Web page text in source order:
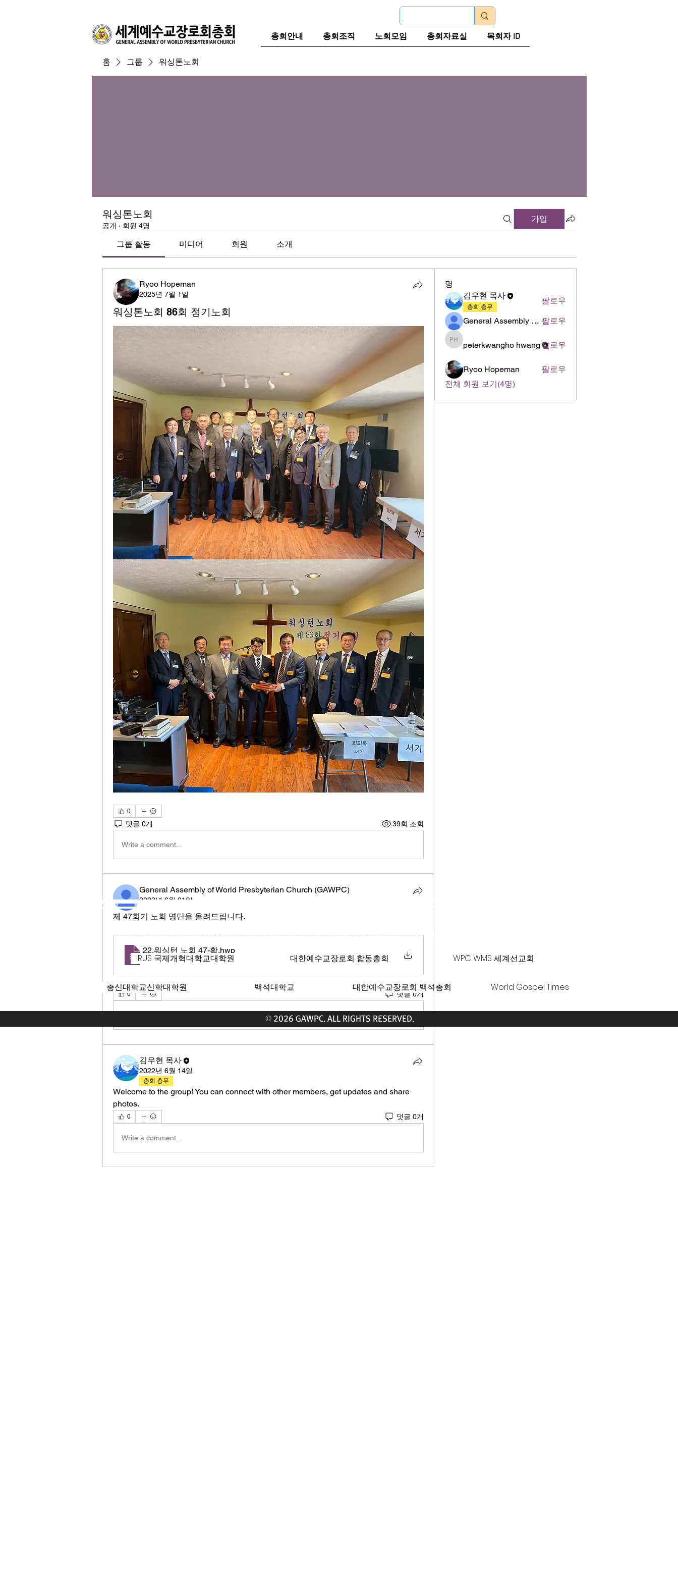
총회안내 총회조직 노회모임 총회자료실 목회자 ID
홈 그룹 워싱톤노회
워싱톤노회
공개 · 회원 4명
가입
그룹 활동 미디어 회원 소개
Ryoo Hopeman
2025년 7월 1일
워싱톤노회 86회 정기노회
0
댓글 0개 39회 조회
Write a comment...
General Assembly of World Presbyterian Church (GAWPC)
2023년 6월 21일
제 47회기 노회 명단을 올려드립니다.
22.워싱턴 노회 47-확.hwp
HWP 다운로드
0 댓글 0개
김우현 목사
2022년 6월 14일
총회 총무
Welcome to the group! You can connect with other members, get updates and share
photos.
0 댓글 0개
Write a comment...
명
김우현 목사
총회 총무
팔로우
General Assembly of World Presbyterian Church (GAWPC) 팔로우
peterkwangho hwang
peterkwangho hwang 팔로우
Ryoo Hopeman
팔로우
전체 회원 보기(4명)
125 S. Vermont Ave. Los Angeles, CA 90004 | T: 213-381-0082 | F: 213-381-0010 |
IRUS 국제개혁대학교대학원 대한예수교장로회 합동총회 WPC WMS 세계선교회
총신대학교신학대학원 백석대학교 대한예수교장로회 백석총회 World Gospel Times
© 2026 GAWPC. ALL RIGHTS RESERVED.